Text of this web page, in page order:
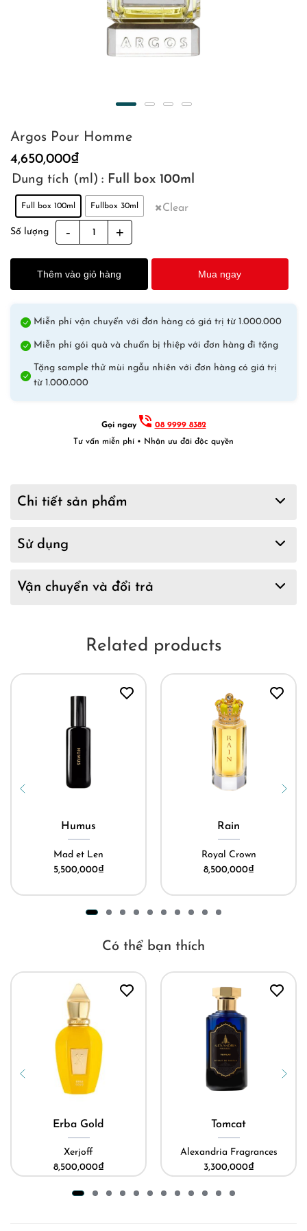
Argos Pour Homme
4,650,000₫
Dung tích (ml) : Full box 100ml
Full box 100ml Fullbox 30ml Clear
Số lượng
Pour
Homme
quantity
Thêm vào giỏ hàng Mua ngay
Miễn phí vận chuyển với đơn hàng có giá trị từ 1.000.000
Miễn phí gói quà và chuẩn bị thiệp với đơn hàng đi tặng
Tặng sample thử mùi ngẫu nhiên với đơn hàng có giá trị
từ 1.000.000
Gọi ngay
08 9999 8382
Tư vấn miễn phí • Nhận ưu đãi độc quyền
Chi tiết sản phẩm
Sử dụng
Vận chuyển và đổi trả
Related products
Humus
Mad et Len
5,500,000₫
Rain
Royal Crown
8,500,000₫
Có thể bạn thích
Erba Gold
Xerjoff
8,500,000₫
Tomcat
Alexandria Fragrances
3,300,000₫